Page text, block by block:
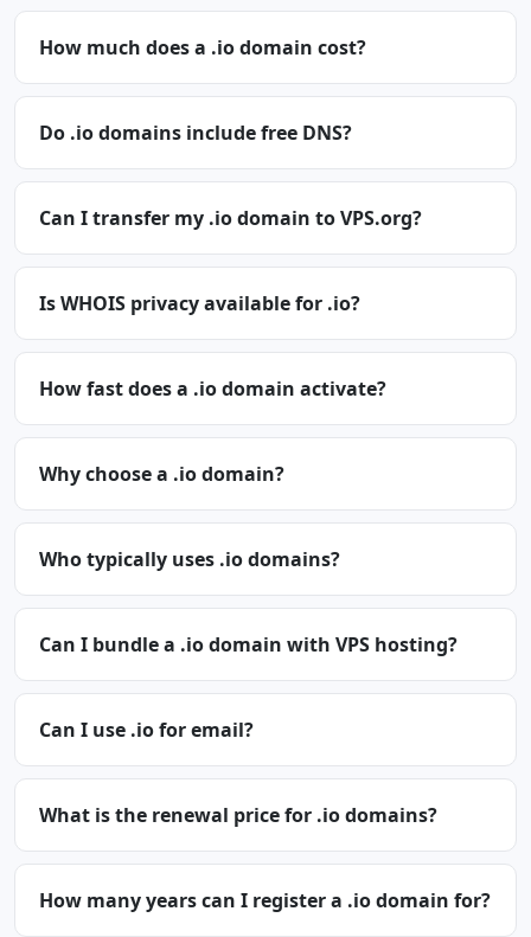
How much does a .io domain cost?
Do .io domains include free DNS?
Can I transfer my .io domain to VPS.org?
Is WHOIS privacy available for .io?
How fast does a .io domain activate?
Why choose a .io domain?
Who typically uses .io domains?
Can I bundle a .io domain with VPS hosting?
Can I use .io for email?
What is the renewal price for .io domains?
How many years can I register a .io domain for?